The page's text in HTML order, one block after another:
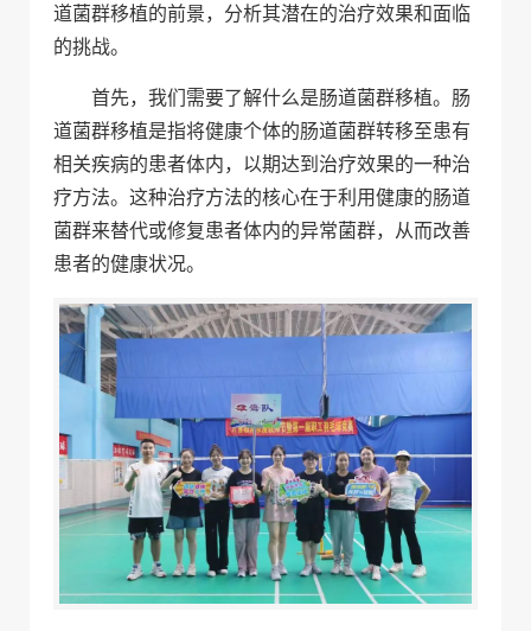
道菌群移植的前景，分析其潜在的治疗效果和面临
的挑战。
首先，我们需要了解什么是肠道菌群移植。肠
道菌群移植是指将健康个体的肠道菌群转移至患有
相关疾病的患者体内，以期达到治疗效果的一种治
疗方法。这种治疗方法的核心在于利用健康的肠道
菌群来替代或修复患者体内的异常菌群，从而改善
患者的健康状况。